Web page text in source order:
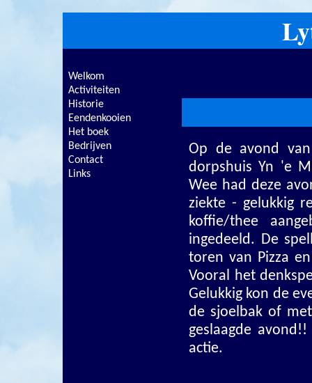
Welkom
Activiteiten
Historie
Eendenkooien
Het boek
Bedrijven
Contact
Links
Op de avond
dorpshuis Yn 'e
Wee had deze
ziekte - gelukkig
koffie/thee
ingedeeld. De
toren van Pizza
Vooral het
Gelukkig kon de
de sjoelbak of
geslaagde
actie.